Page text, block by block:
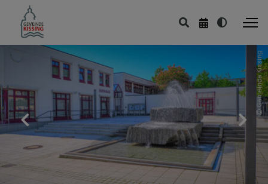
Gemeinde Kissing